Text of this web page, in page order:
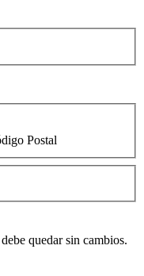
Postal
quedar sin cambios.